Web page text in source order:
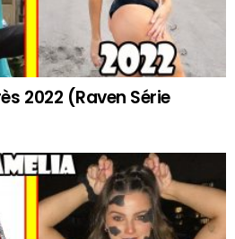
2022 (Raven Série